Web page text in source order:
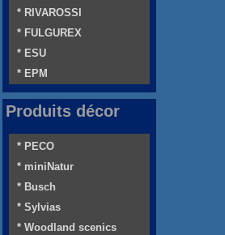
* RIVAROSSI
* FULGUREX
* ESU
* EPM
Produits décor
* PECO
* miniNatur
* Busch
* Sylvias
* Woodland scenics